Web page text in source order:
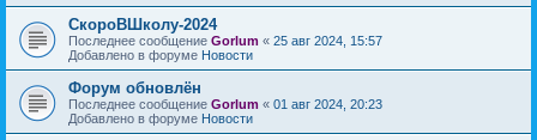
СкороВШколу-2024
Последнее сообщение Gorlum « 25 авг 2024, 15:57
Добавлено в форуме Новости
Форум обновлён
Последнее сообщение Gorlum « 01 авг 2024, 20:23
Добавлено в форуме Новости